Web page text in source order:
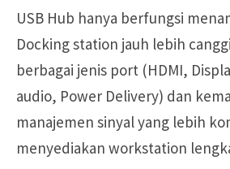
USB Hub hanya berfungsi
Docking station jauh lebih
berbagai jenis port (HDMI,
audio, Power Delivery) dan
manajemen sinyal yang lebih
menyediakan workstation